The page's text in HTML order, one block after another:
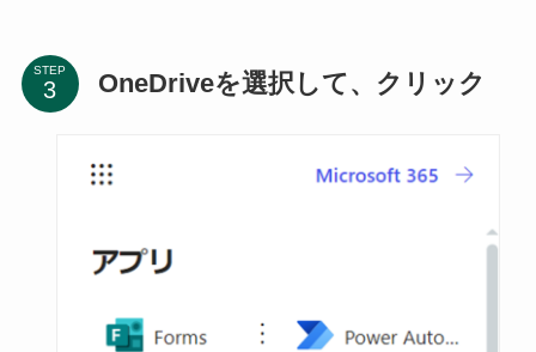
STEP OneDriveを選択して、クリック